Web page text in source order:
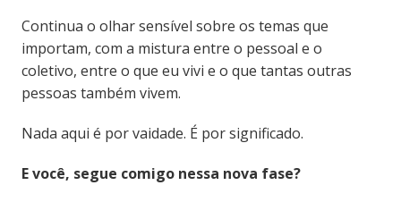
Continua o olhar sensível sobre os temas que
importam, com a mistura entre o pessoal e o
coletivo, entre o que eu vivi e o que tantas outras
pessoas também vivem.
Nada aqui é por vaidade. É por significado.
E você, segue comigo nessa nova fase?